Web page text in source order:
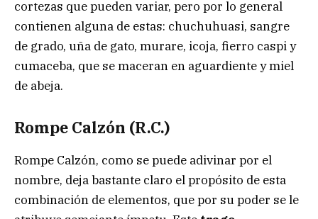
cortezas que pueden variar, pero por lo general
contienen alguna de estas: chuchuhuasi, sangre
de grado, uña de gato, murare, icoja, fierro caspi y
cumaceba, que se maceran en aguardiente y miel
de abeja.
Rompe Calzón (R.C.)
Rompe Calzón, como se puede adivinar por el
nombre, deja bastante claro el propósito de esta
combinación de elementos, que por su poder se le